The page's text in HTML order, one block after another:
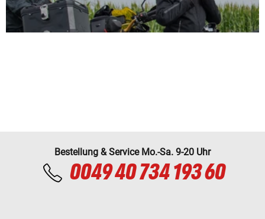
Bestellung & Service Mo.-Sa. 9-20 Uhr
0049 40 734 193 60